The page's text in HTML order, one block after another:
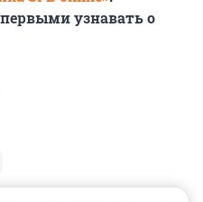
узнавать о